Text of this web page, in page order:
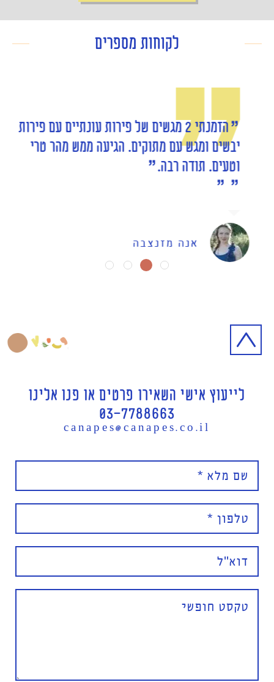
לקוחות מספרים
הזמנתי 2 מגשים של פירות עונתיים עם פירות
יבשים ומגש עם מתוקים. הגיעה ממש מהר טרי
וטעים. תודה רבה.
אנה מזנצבה
לייעוץ אישי השאירו פרטים או פנו אלינו
03-7788663
canapes@canapes.co.il